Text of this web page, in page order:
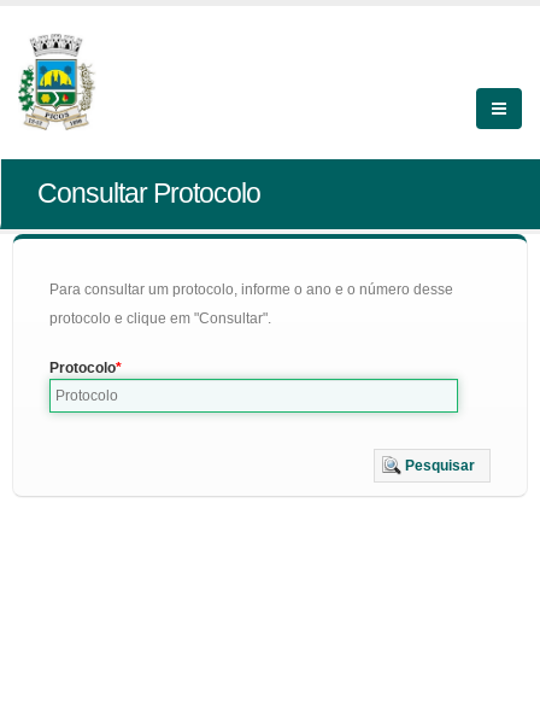
Consultar Protocolo
Para consultar um protocolo, informe o ano e o número desse
protocolo e clique em "Consultar".
Protocolo
Pesquisar